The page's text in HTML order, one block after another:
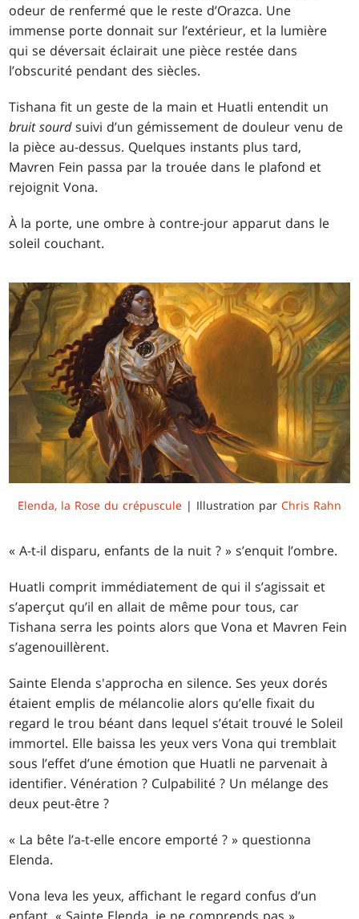
odeur de renfermé que le reste d’Orazca. Une
immense porte donnait sur l’extérieur, et la lumière
qui se déversait éclairait une pièce restée dans
l’obscurité pendant des siècles.
Tishana fit un geste de la main et Huatli entendit un
bruit sourdsuivi d’un gémissement de douleur venu de
la pièce au-dessus. Quelques instants plus tard,
Mavren Fein passa par la trouée dans le plafond et
rejoignit Vona.
À la porte, une ombre à contre-jour apparut dans le
soleil couchant.
Elenda, la Rose du crépuscule | Illustration par Chris Rahn
« A-t-il disparu, enfants de la nuit ? » s’enquit l’ombre.
Huatli comprit immédiatement de qui il s’agissait et
s’aperçut qu’il en allait de même pour tous, car
Tishana serra les points alors que Vona et Mavren Fein
s’agenouillèrent.
Sainte Elenda s'approcha en silence. Ses yeux dorés
étaient emplis de mélancolie alors qu’elle fixait du
regard le trou béant dans lequel s’était trouvé le Soleil
immortel. Elle baissa les yeux vers Vona qui tremblait
sous l’effet d’une émotion que Huatli ne parvenait à
identifier. Vénération ? Culpabilité ? Un mélange des
deux peut-être ?
« La bête l’a-t-elle encore emporté ? » questionna
Elenda.
Vona leva les yeux, affichant le regard confus d’un